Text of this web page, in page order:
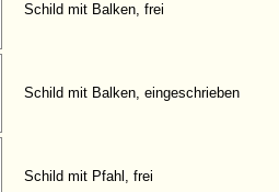
Schild mit Balken, frei
Schild mit Balken, eingeschrieben
Schild mit Pfahl, frei